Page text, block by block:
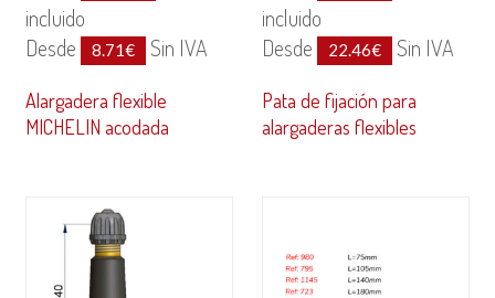
incluido
Desde
8.71€ Sin IVA
Alargadera flexible
MICHELIN acodada
incluido
Desde
22.46€ Sin IVA
Pata de fijación para
alargaderas flexibles